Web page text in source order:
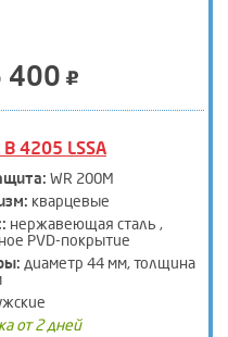
400
4205 LSSA
WR 200M
кварцевые
нержавеющая сталь ,
PVD-покрытие
диаметр 44 мм, толщина
от 2 дней